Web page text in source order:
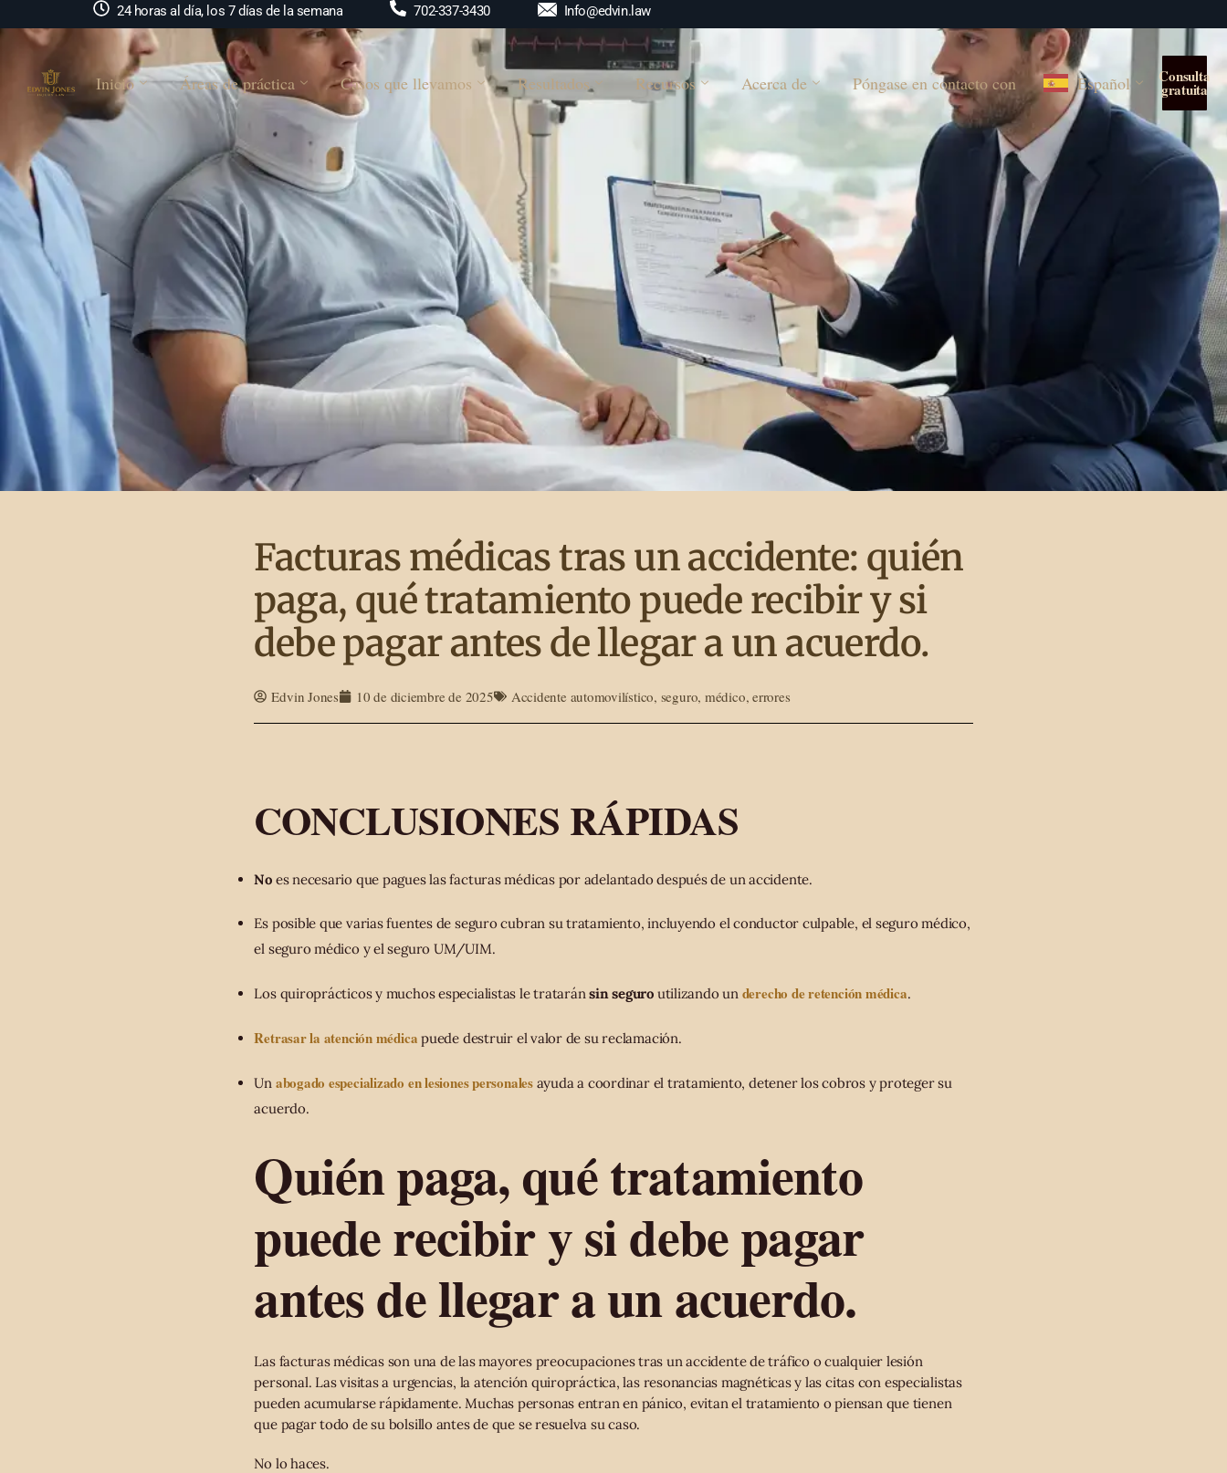
24 horas al día, los 7 días de la semana 702-337-3430 Info@edvin.law
Inicio Áreas de práctica Casos que llevamos Resultados Recursos Acerca de Póngase en contacto con Español Consulta
gratuita
Facturas médicas tras un accidente: quién
paga, qué tratamiento puede recibir y si
debe pagar antes de llegar a un acuerdo.
Edvin Jones 10 de diciembre de 2025 Accidente automovilístico, seguro, médico,errores
CONCLUSIONES RÁPIDAS
Noes necesario que pagues las facturas médicas por adelantado después de un accidente.
Es posible que varias fuentes de seguro cubran su tratamiento, incluyendo el conductor culpable, el seguro médico,
el seguro médico y el seguro UM/UIM.
Los quiroprácticos y muchos especialistas le trataránsin seguro utilizando un derecho de retención médica.
Retrasar la atención médica puede destruir el valor de su reclamación.
Un abogado especializado en lesiones personalesayuda a coordinar el tratamiento, detener los cobros y proteger su
acuerdo.
Quién paga, qué tratamiento
puede recibir y si debe pagar
antes de llegar a un acuerdo.
Las facturas médicas son una de las mayores preocupaciones tras un accidente de tráfico o cualquier lesión
personal. Las visitas a urgencias, la atención quiropráctica, las resonancias magnéticas y las citas con especialistas
pueden acumularse rápidamente. Muchas personas entran en pánico, evitan el tratamiento o piensan que tienen
que pagar todo de su bolsillo antes de que se resuelva su caso.
No lo haces.